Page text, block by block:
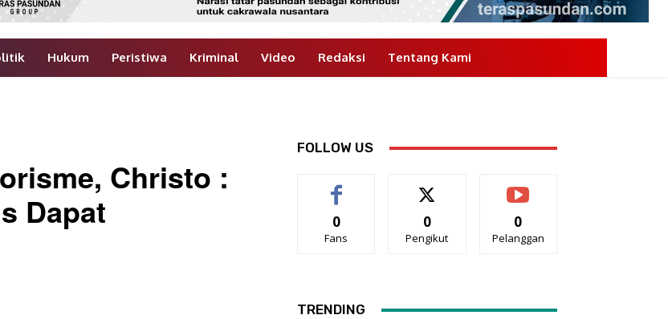
Hukum Peristiwa Kriminal Video Redaksi Tentang Kami
Christo :
Dapat
FOLLOW US
0
Fans
0
Pengikut
0
Pelanggan
TRENDING